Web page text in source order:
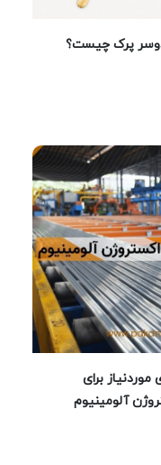
پرک چیست؟
برای
آلومینیوم